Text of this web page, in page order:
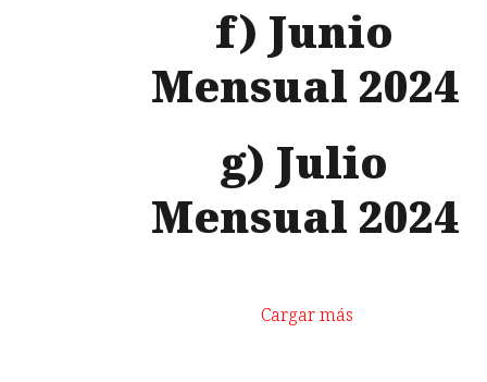
f) Junio
Mensual 2024
g) Julio
Mensual 2024
Cargar más